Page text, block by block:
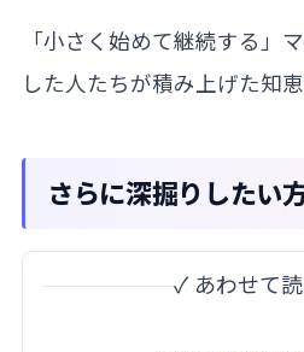
「小さく始めて継続する」
した人たちが積み上げた知恵
さらに深掘りしたい
✓ あわせて